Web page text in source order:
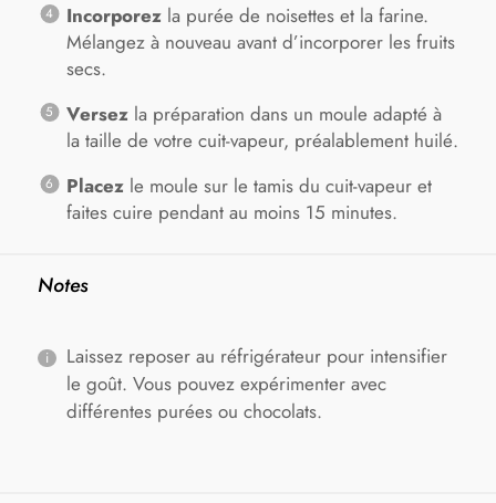
Incorporezla purée de noisettes et la farine.
Mélangez à nouveau avant d’incorporer les fruits
secs.
Versezla préparation dans un moule adapté à
la taille de votre cuit-vapeur, préalablement huilé.
Placezle moule sur le tamis du cuit-vapeur et
faites cuire pendant au moins 15 minutes.
Notes
Laissez reposer au réfrigérateur pour intensifier
le goût. Vous pouvez expérimenter avec
différentes purées ou chocolats.